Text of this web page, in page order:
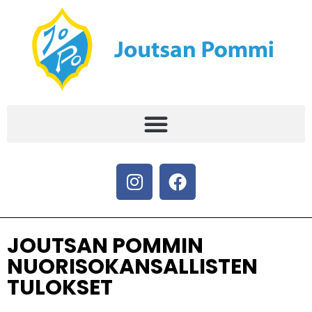
JOUTSAN POMMIN
NUORISOKANSALLISTEN
TULOKSET